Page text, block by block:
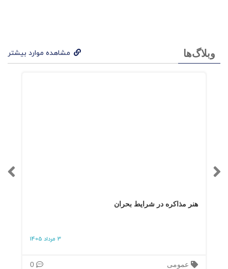
وبلاگ‌ها مشاهده موارد بیشتر
هنر مذاکره در شرایط بحران
3 مرداد 1405
عمومی